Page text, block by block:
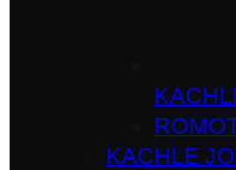
KACHLE